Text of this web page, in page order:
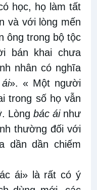
học, họ làm tất
và với lòng mến
ông trong bộ tộc
bán khai chưa
nhân có nghĩa
». « Một người
trong số họ vẫn
Lòng bác áinhư
thường đối với
dần dần chiếm
ái» là rất có ý